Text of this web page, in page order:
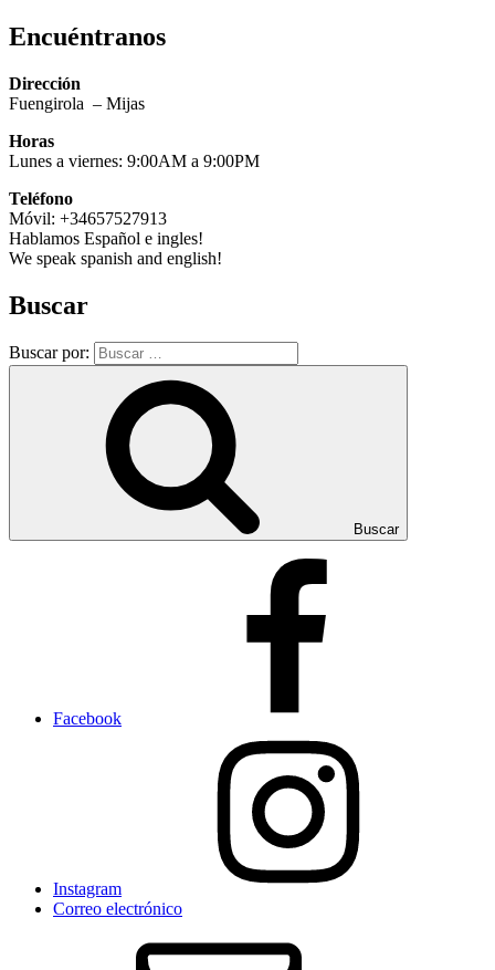
Encuéntranos
Dirección
Fuengirola – Mijas
Horas
Lunes a viernes: 9:00AM a 9:00PM
Teléfono
Móvil: +34657527913
Hablamos Español e ingles!
We speak spanish and english!
Buscar
Buscar por:
Buscar
Facebook
Instagram
Correo electrónico